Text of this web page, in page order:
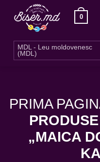
0
MDL - Leu moldovenesc
(MDL)
PRIMA
„MAICA